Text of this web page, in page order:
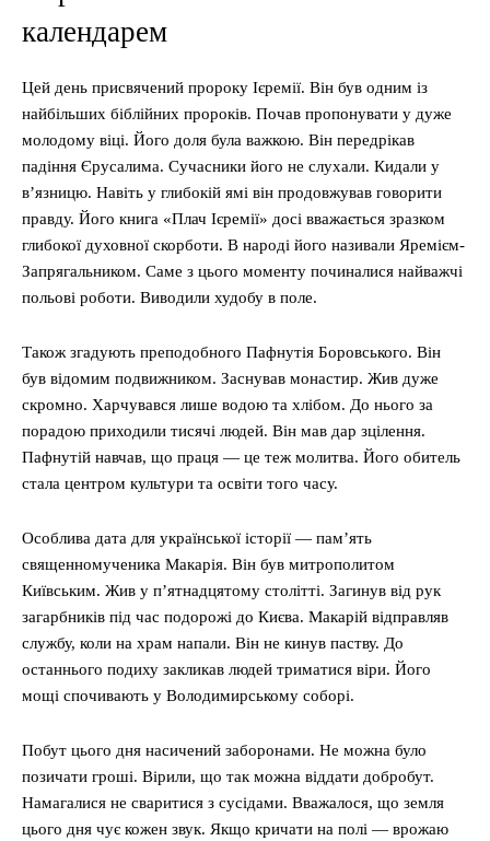
календарем
Цей день присвячений пророку Ієремії. Він був одним із
найбільших біблійних пророків. Почав пропонувати у дуже
молодому віці. Його доля була важкою. Він передрікав
падіння Єрусалима. Сучасники його не слухали. Кидали у
в’язницю. Навіть у глибокій ямі він продовжував говорити
правду. Його книга «Плач Ієремії» досі вважається зразком
глибокої духовної скорботи. В народі його називали Яремієм-
Запрягальником. Саме з цього моменту починалися найважчі
польові роботи. Виводили худобу в поле.
Також згадують преподобного Пафнутія Боровського. Він
був відомим подвижником. Заснував монастир. Жив дуже
скромно. Харчувався лише водою та хлібом. До нього за
порадою приходили тисячі людей. Він мав дар зцілення.
Пафнутій навчав, що праця — це теж молитва. Його обитель
стала центром культури та освіти того часу.
Особлива дата для української історії — пам’ять
священномученика Макарія. Він був митрополитом
Київським. Жив у п’ятнадцятому столітті. Загинув від рук
загарбників під час подорожі до Києва. Макарій відправляв
службу, коли на храм напали. Він не кинув паству. До
останнього подиху закликав людей триматися віри. Його
мощі спочивають у Володимирському соборі.
Побут цього дня насичений заборонами. Не можна було
позичати гроші. Вірили, що так можна віддати добробут.
Намагалися не сваритися з сусідами. Вважалося, що земля
цього дня чує кожен звук. Якщо кричати на полі — врожаю